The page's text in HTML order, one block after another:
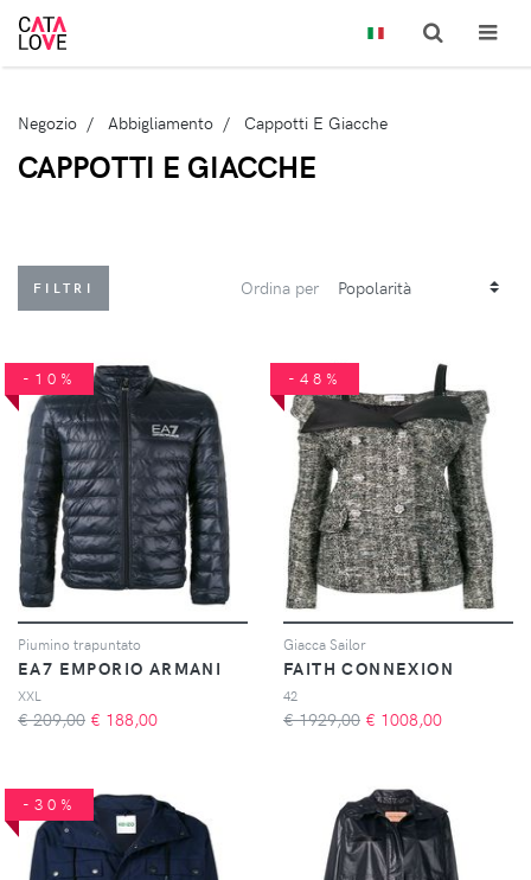
Negozio Abbigliamento Cappotti E Giacche
CAPPOTTI E GIACCHE
FILTRI Ordina per
-10%
Piumino trapuntato
EA7 EMPORIO ARMANI
XXL
€ 209,00 € 188,00
-48%
Giacca Sailor
FAITH CONNEXION
42
€ 1929,00 € 1008,00
-30%